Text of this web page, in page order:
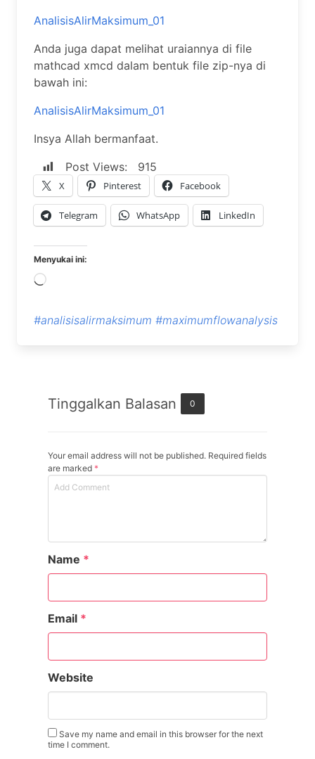
AnalisisAlirMaksimum_01
Anda juga dapat melihat uraiannya di file
mathcad xmcd dalam bentuk file zip-nya di
bawah ini:
AnalisisAlirMaksimum_01
Insya Allah bermanfaat.
Post Views:
915
X Pinterest Facebook
Telegram WhatsApp LinkedIn
Menyukai ini:
Memuat...
#analisisalirmaksimum #maximumflowanalysis
Tinggalkan Balasan 0
Your email address will not be published. Required fields
are marked *
Name *
Email *
Website
Save my name and email in this browser for the next
time I comment.